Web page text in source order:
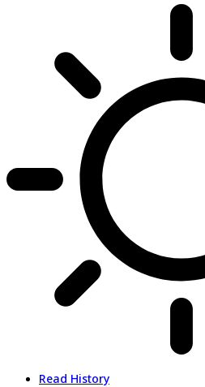
Read History